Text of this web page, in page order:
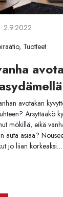
2.9.2022
Tuotteet
avotakan
Ärsyttääkö
mökillä, eikä
auta asiaa?
jo liian korkeaksi…